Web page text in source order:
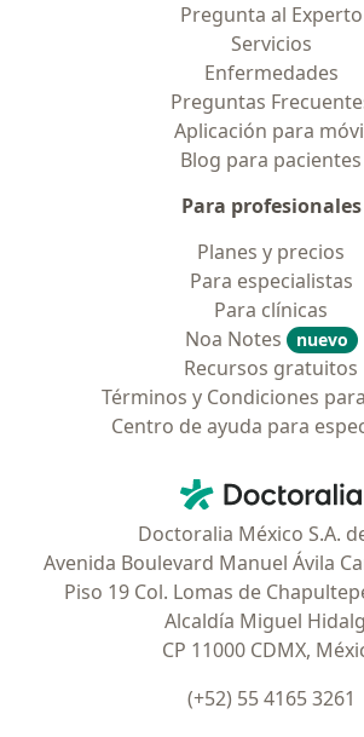
Pregunta al Experto
Servicios
Enfermedades
Preguntas
Aplicación para
Blog para pacientes
Para profesionales
Planes y precios
Para especialistas
Para clínicas
Noa Notes
nuevo
Recursos gratuitos
Términos y Condiciones
Centro de ayuda para
Doctoralia -
Doctoralia México S.A.
Avenida Boulevard Manuel Ávila
Piso 19 Col. Lomas de
Alcaldía Miguel
CP 11000 CDMX,
(+52) 55 4165 3261